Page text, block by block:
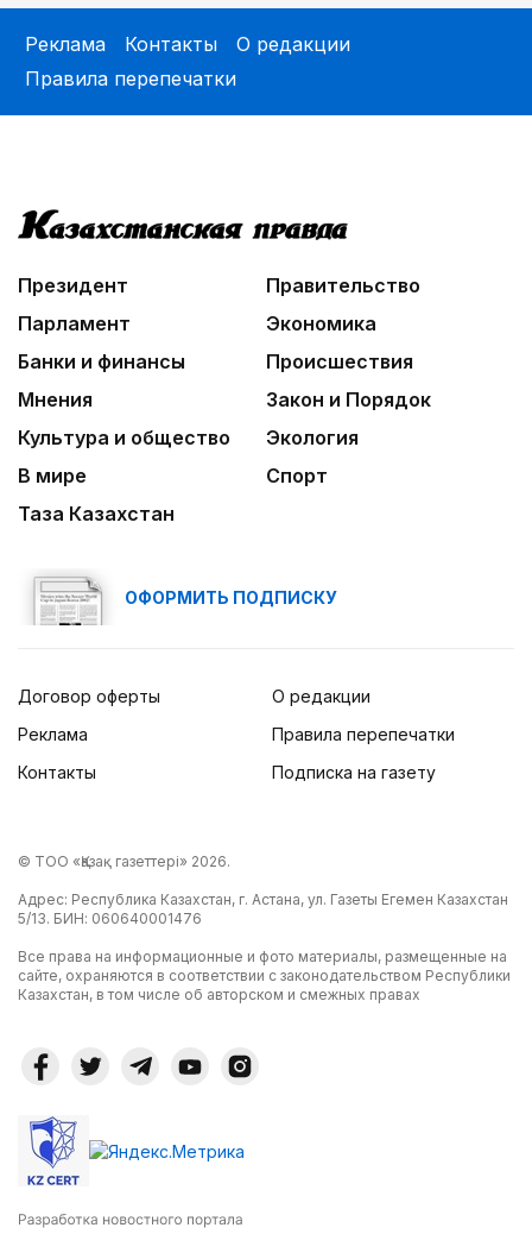
Реклама Контакты
О редакции
Правила перепечатки
Президент
Правительство
Парламент
Экономика
Банки и финансы
Происшествия
Мнения
Закон и Порядок
Культура и общество
Экология
В мире
Спорт
Таза Казахстан
ОФОРМИТЬ ПОДПИСКУ
Договор оферты
Реклама
Контакты
О редакции
Правила перепечатки
Подписка на газету
© ТОО «Қазақ газеттері» 2026.
Адрес: Республика Казахстан, г. Астана, ул. Газеты Егемен Казахстан
5/13. БИН: 060640001476
Все права на информационные и фото материалы, размещенные на
сайте, охраняются в соответствии с законодательством Республики
Казахстан, в том числе об авторском и смежных правах